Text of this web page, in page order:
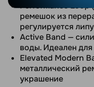
Performance Loop
ремешок из
регулируется
Active Band —
воды. Идеален
Elevated Modern
металлический
украшение